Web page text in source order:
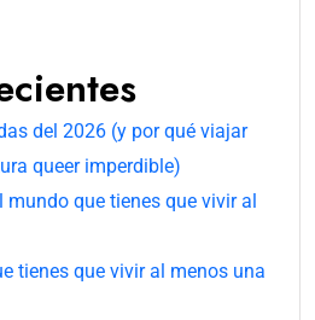
del 2026 (y por qué viajar
queer imperdible)
mundo que tienes que vivir al
tienes que vivir al menos una